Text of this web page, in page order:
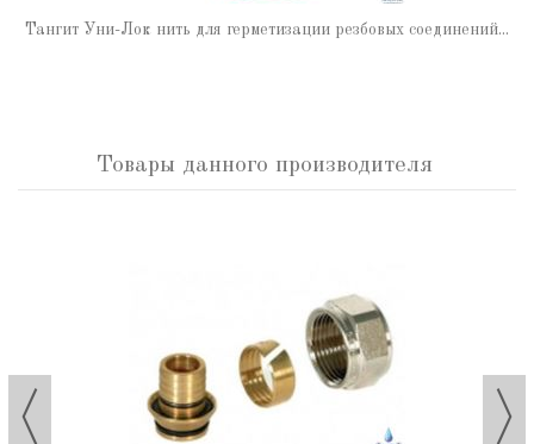
Тангит Уни-Лок нить для герметизации резбовых соединений...
Товары данного производителя